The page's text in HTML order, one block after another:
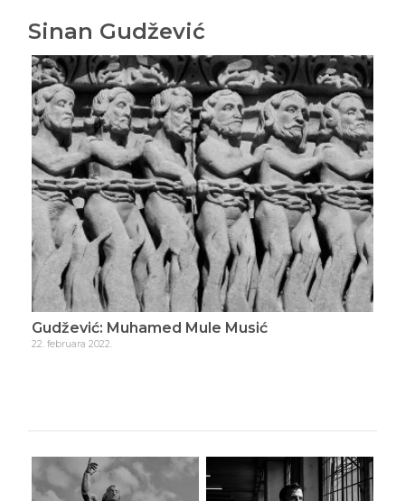
Sinan Gudžević
Gudžević: Muhamed Mule Musić
22. februara 2022.